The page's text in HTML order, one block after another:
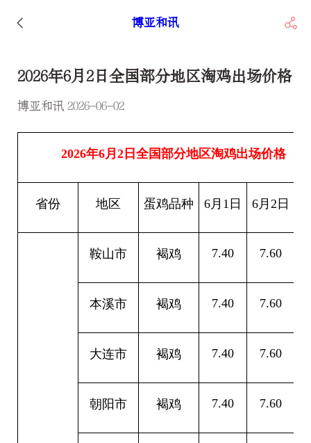
博亚和讯
2026年6月2日全国部分地区淘鸡出场价格
博亚和讯 2026-06-02
2026年6月2日全国部分地区淘鸡出场价格
省份 地区 蛋鸡品种 6月1日 6月2日
鞍山市 褐鸡 7.40 7.60
本溪市 褐鸡 7.40 7.60
大连市 褐鸡 7.40 7.60
朝阳市 褐鸡 7.40 7.60